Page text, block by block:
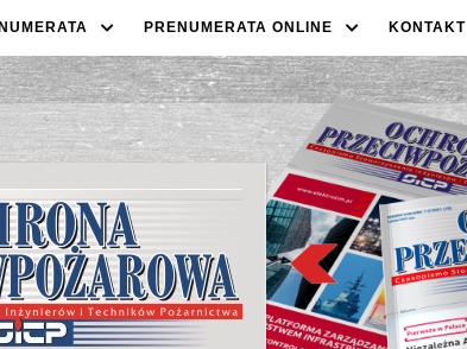
PRENUMERATA ONLINE KONTAKT